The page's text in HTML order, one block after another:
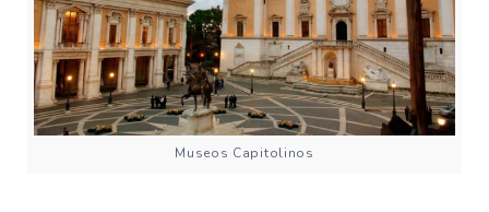
Museos Capitolinos